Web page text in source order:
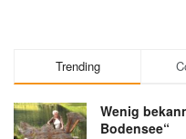
Trending
Wenig
Bodensee“